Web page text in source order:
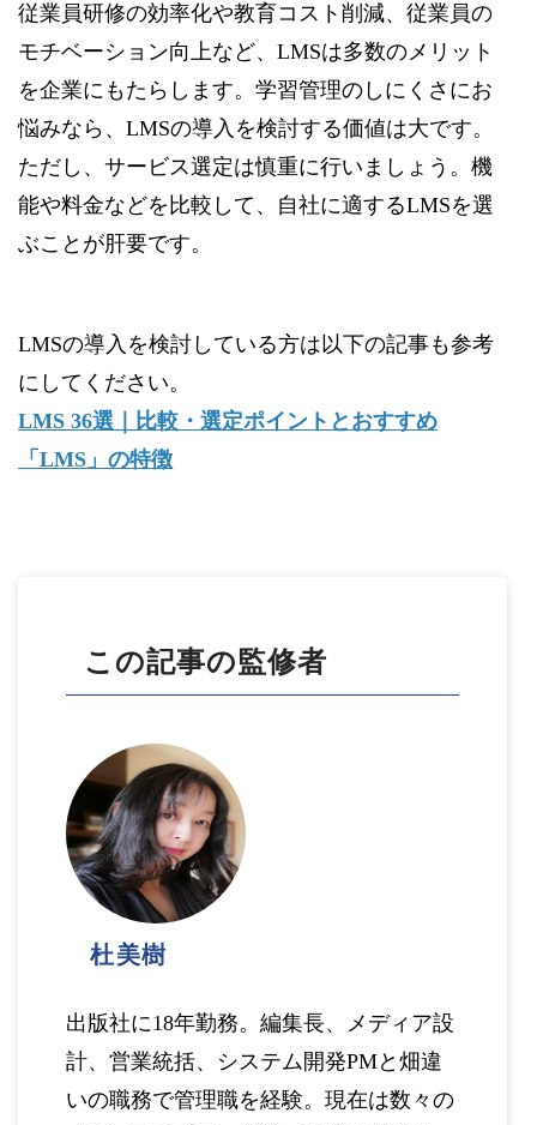
従業員研修の効率化や教育コスト削減、従業員の
モチベーション向上など、LMSは多数のメリット
を企業にもたらします。学習管理のしにくさにお
悩みなら、LMSの導入を検討する価値は大です。
ただし、サービス選定は慎重に行いましょう。機
能や料金などを比較して、自社に適するLMSを選
ぶことが肝要です。
LMSの導入を検討している方は以下の記事も参考
にしてください。
LMS 36選｜比較・選定ポイントとおすすめ
「LMS」の特徴
この記事の監修者
杜美樹
出版社に18年勤務。編集長、メディア設
計、営業統括、システム開発PMと畑違
いの職務で管理職を経験。現在は数々の